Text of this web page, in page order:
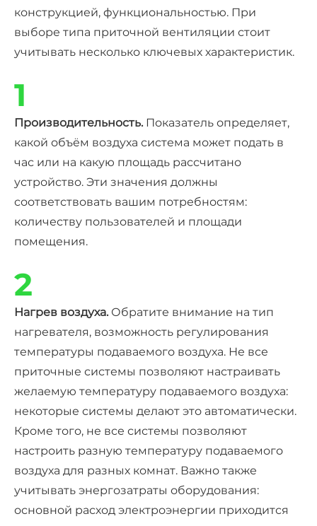
конструкцией, функциональностью. При
выборе типа приточной вентиляции стоит
учитывать несколько ключевых характеристик.
1
Производительность. Показатель определяет,
какой объём воздуха система может подать в
час или на какую площадь рассчитано
устройство. Эти значения должны
соответствовать вашим потребностям:
количеству пользователей и площади
помещения.
2
Нагрев воздуха. Обратите внимание на тип
нагревателя, возможность регулирования
температуры подаваемого воздуха. Не все
приточные системы позволяют настраивать
желаемую температуру подаваемого воздуха:
некоторые системы делают это автоматически.
Кроме того, не все системы позволяют
настроить разную температуру подаваемого
воздуха для разных комнат. Важно также
учитывать энергозатраты оборудования:
основной расход электроэнергии приходится